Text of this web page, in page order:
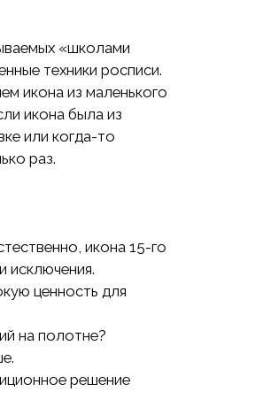
«школами
техники росписи.
икона из маленького
икона была из
или когда-то
раз.
икона 15-го
исключения.
ценность для
на полотне?
решение